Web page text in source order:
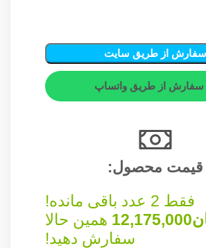
سفارش از طریق سایت
سفارش از طریق واتساپ
قیمت محصول:​
فقط 2 عدد باقی مانده!
12,175,000 همین حالا
سفارش دهید!